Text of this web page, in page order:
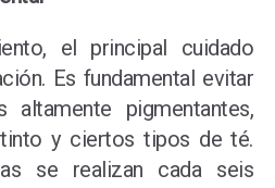
el principal cuidado
Es fundamental evitar
altamente pigmentantes,
y ciertos tipos de té.
se realizan cada seis